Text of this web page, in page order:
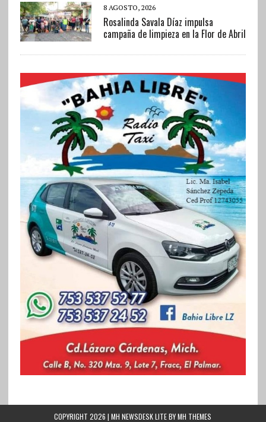
8 AGOSTO, 2026
Rosalinda Savala Díaz impulsa
campaña de limpieza en la Flor de Abril
COPYRIGHT 2026 | MH NEWSDESK LITE BYMH THEMES